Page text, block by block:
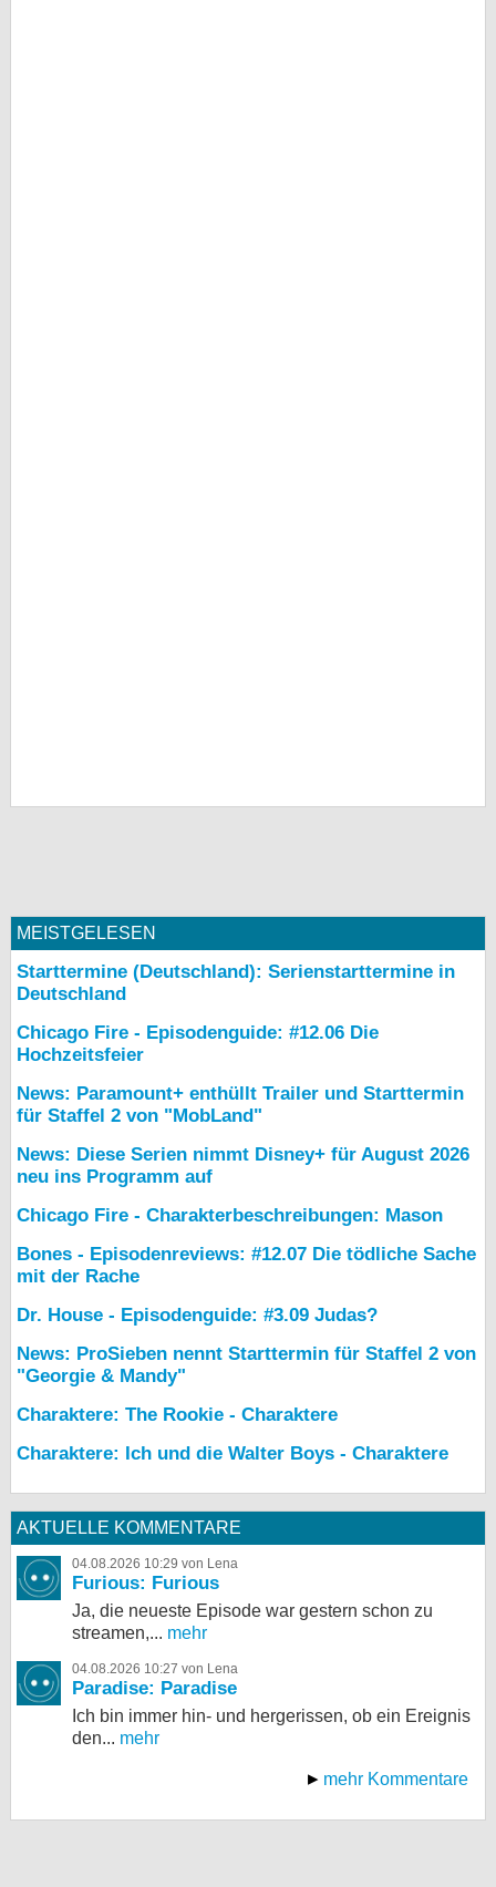
MEISTGELESEN
Starttermine (Deutschland): Serienstarttermine in
Deutschland
Chicago Fire - Episodenguide: #12.06 Die
Hochzeitsfeier
News: Paramount+ enthüllt Trailer und Starttermin
für Staffel 2 von "MobLand"
News: Diese Serien nimmt Disney+ für August 2026
neu ins Programm auf
Chicago Fire - Charakterbeschreibungen: Mason
Bones - Episodenreviews: #12.07 Die tödliche Sache
mit der Rache
Dr. House - Episodenguide: #3.09 Judas?
News: ProSieben nennt Starttermin für Staffel 2 von
"Georgie & Mandy"
Charaktere: The Rookie - Charaktere
Charaktere: Ich und die Walter Boys - Charaktere
AKTUELLE KOMMENTARE
04.08.2026 10:29 von Lena
Furious: Furious
Ja, die neueste Episode war gestern schon zu
streamen,... mehr
04.08.2026 10:27 von Lena
Paradise: Paradise
Ich bin immer hin- und hergerissen, ob ein Ereignis
den... mehr
mehr Kommentare